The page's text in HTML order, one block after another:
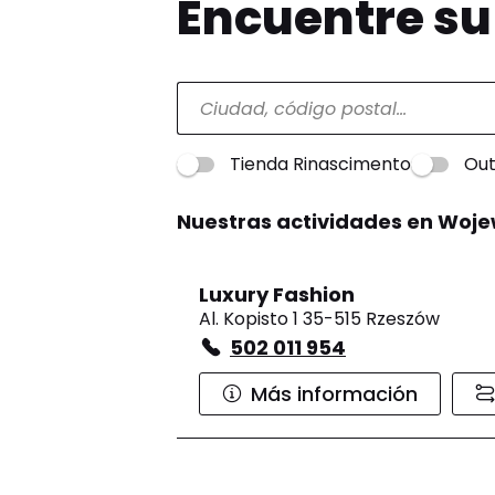
Encuentre
Tienda Rinascimento
Nuestras actividades en
Luxury Fashion
Al. Kopisto 1 35-515 Rzeszów
502 011 954
Más información